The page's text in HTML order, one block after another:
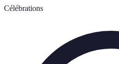
Célébrations